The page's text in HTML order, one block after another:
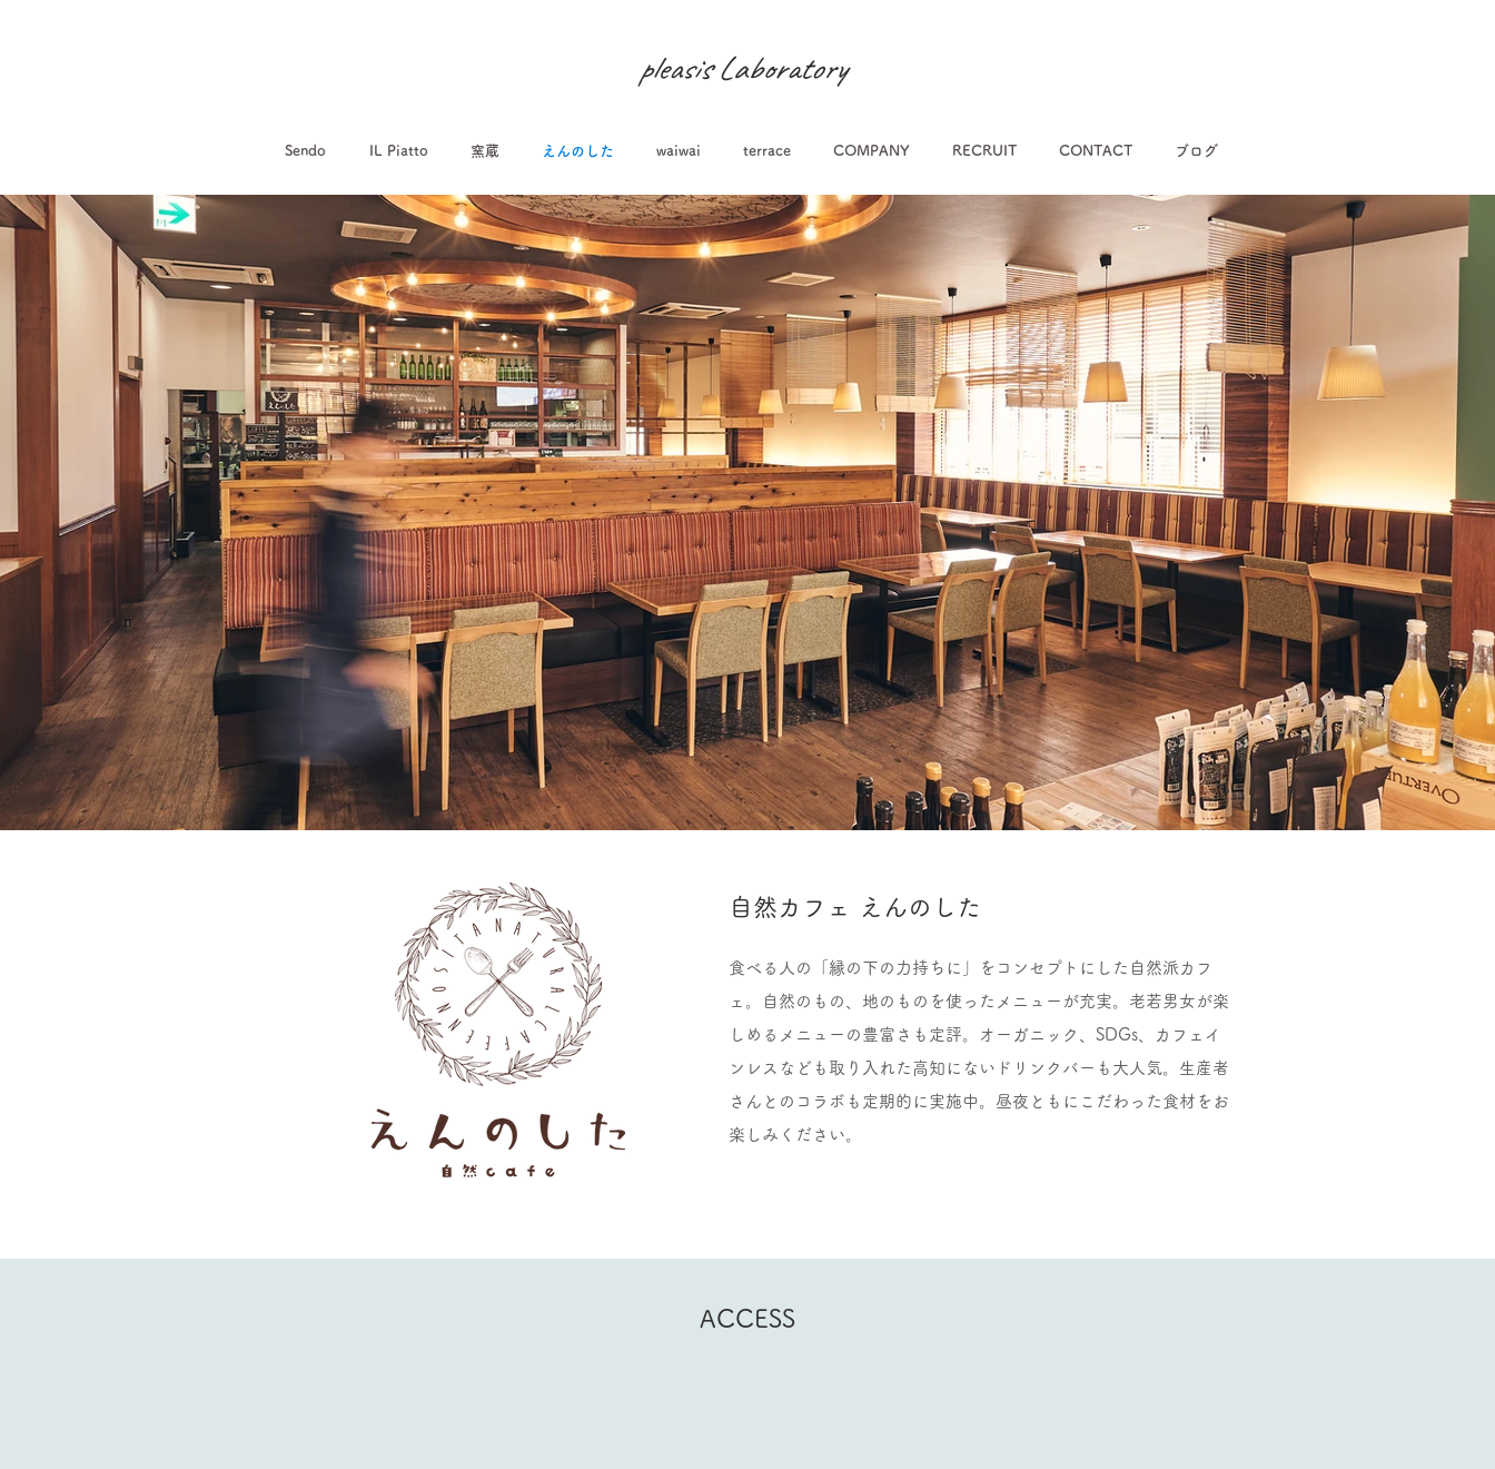
pleasis Laboratory
Sendo IL Piatto 窯蔵 えんのした waiwai terrace COMPANY RECRUIT CONTACT ブログ
自然カフェ えんのした
食べる人の「縁の下の力持ちに」をコンセプトにした自然派カフ
ェ。自然のもの、地のものを使ったメニューが充実。老若男女が楽
しめるメニューの豊富さも定評。オーガニック、SDGs、カフェイ
ンレスなども取り入れた高知にないドリンクバーも大人気。生産者
さんとのコラボも定期的に実施中。昼夜ともにこだわった食材をお
楽しみください。
ACCESS